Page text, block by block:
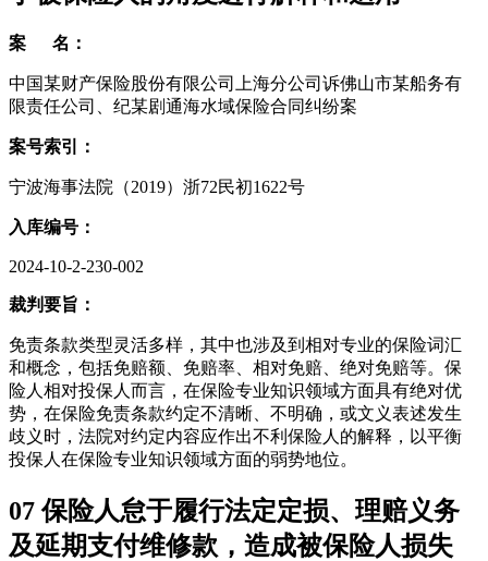
案 名：
中国某财产保险股份有限公司上海分公司诉佛山市某船务有
限责任公司、纪某剧通海水域保险合同纠纷案
案号索引：
宁波海事法院（2019）浙72民初1622号
入库编号：
2024-10-2-230-002
裁判要旨：
免责条款类型灵活多样，其中也涉及到相对专业的保险词汇
和概念，包括免赔额、免赔率、相对免赔、绝对免赔等。保
险人相对投保人而言，在保险专业知识领域方面具有绝对优
势，在保险免责条款约定不清晰、不明确，或文义表述发生
歧义时，法院对约定内容应作出不利保险人的解释，以平衡
投保人在保险专业知识领域方面的弱势地位。
07保险人怠于履行法定定损、理赔义务
及延期支付维修款，造成被保险人损失